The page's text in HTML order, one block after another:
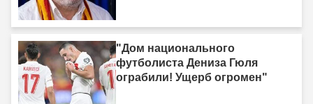
"Дом национального
футболиста Дениза Гюля
ограбили! Ущерб огромен"